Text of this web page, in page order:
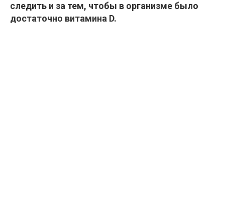
следить и за тем, чтобы в организме было
достаточно витамина D.